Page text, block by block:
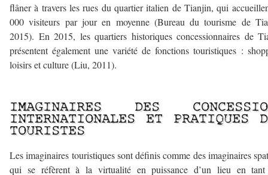
flâner à travers les rues du quartier italien de Tianjin, qui
000 visiteurs par jour en moyenne (Bureau du tourisme de
2015). En 2015, les quartiers historiques concessionnaires de
présentent également une variété de fonctions touristiques :
loisirs et culture (Liu, 2011).
IMAGINAIRES DES
INTERNATIONALES ET PRATIQUES
TOURISTES
Les imaginaires touristiques sont définis comme des imaginaires
qui se réfèrent à la virtualité en puissance d’un lieu en